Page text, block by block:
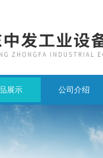
展示 公司介绍